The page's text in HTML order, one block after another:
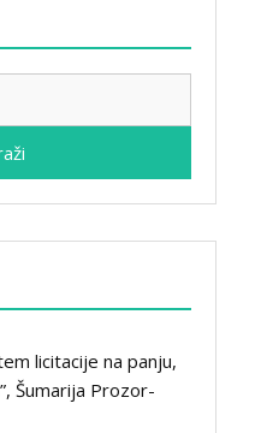
licitacije na panju,
Šumarija Prozor-